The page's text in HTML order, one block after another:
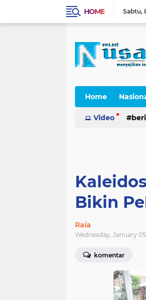
HOME Sabtu
Home
Cerpen
Video
Bikin
Raia
Wednesday, January
komentar